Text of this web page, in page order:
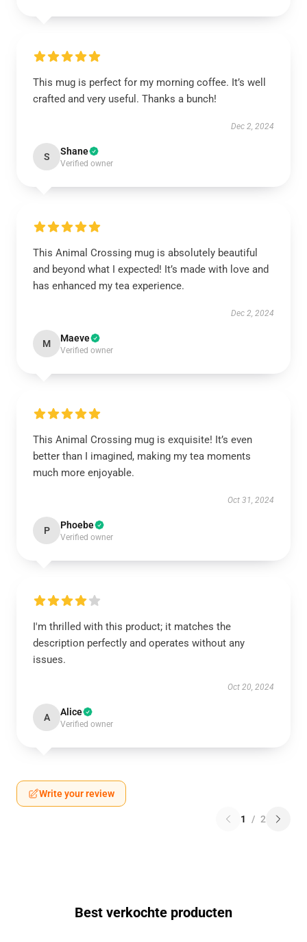
This mug is perfect for my morning coffee. It’s well
crafted and very useful. Thanks a bunch!
Dec 2, 2024
S Shane
Verified owner
This Animal Crossing mug is absolutely beautiful
and beyond what I expected! It’s made with love and
has enhanced my tea experience.
Dec 2, 2024
M Maeve
Verified owner
This Animal Crossing mug is exquisite! It’s even
better than I imagined, making my tea moments
much more enjoyable.
Oct 31, 2024
P Phoebe
Verified owner
I'm thrilled with this product; it matches the
description perfectly and operates without any
issues.
Oct 20, 2024
A Alice
Verified owner
Write your review
1 / 2
Best verkochte producten